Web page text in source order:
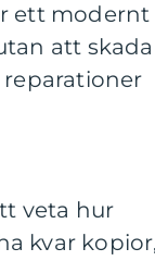
ett modernt
att skada
veta hur
kvar kopior,